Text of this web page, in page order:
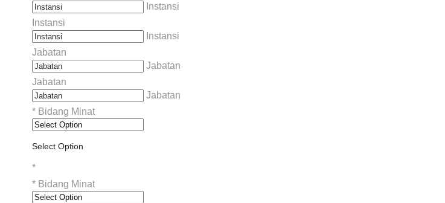
Instansi
Instansi
Instansi
Jabatan
Jabatan
Jabatan
Jabatan
* Bidang Minat
Select Option
*
* Bidang Minat